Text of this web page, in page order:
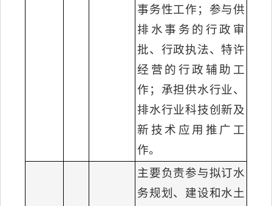
事务性工作；参与供
排水事务的行政审
批、行政执法、特许
经营的行政辅助工
作；承担供水行业、
排水行业科技创新及
新技术应用推广工
作。
主要负责参与拟订水
务规划、建设和水土